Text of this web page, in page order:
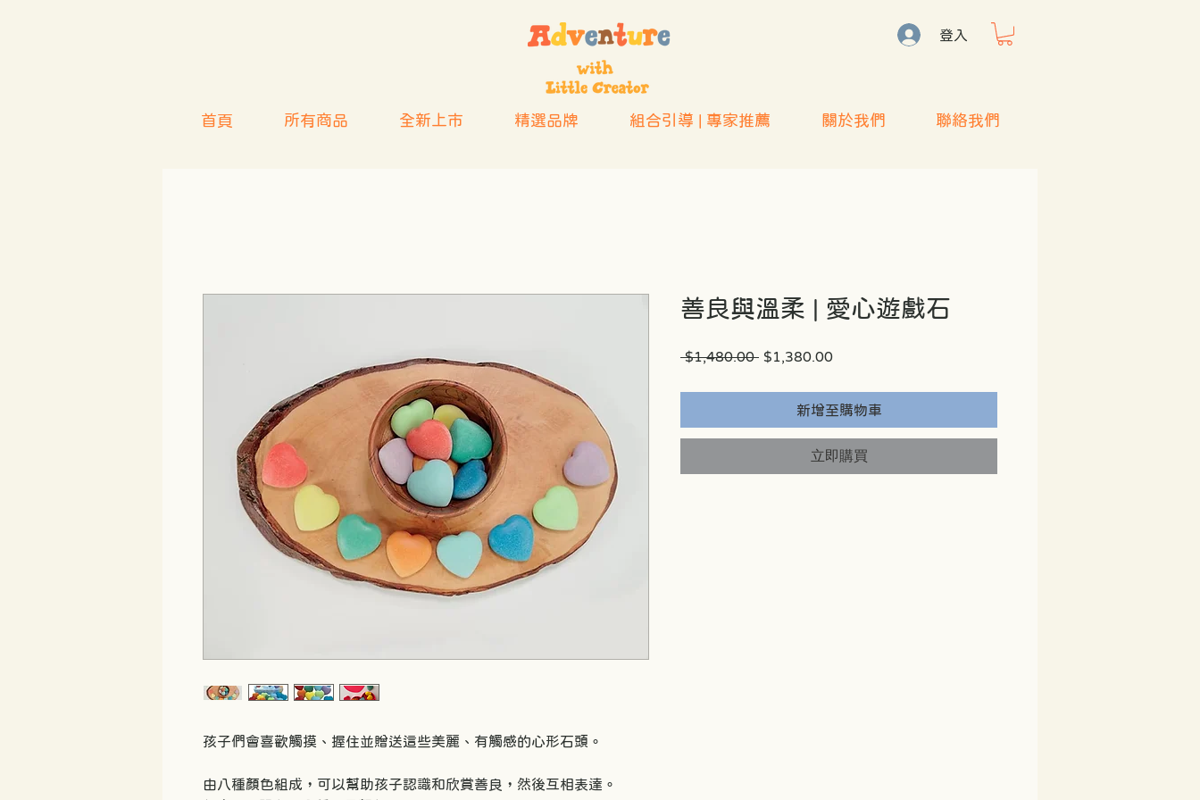
登入
首頁 所有商品 全新上市 精選品牌 組合引導 | 專家推薦 關於我們 聯絡我們
孩子們會喜歡觸摸、握住並贈送這些美麗、有觸感的心形石頭。
由八種顏色組成，可以幫助孩子認識和欣賞善良，然後互相表達。
善良與溫柔 | 愛心遊戲石
$1,480.00 一$1,380.00促
新增至購物車
立即購買